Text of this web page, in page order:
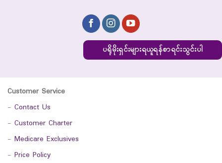
ပရိုမိုးရှင်းများရယူရန်စာရင်းသွင်းပါ
Customer Service
- Contact Us
- Customer Charter
- Medicare Exclusives
- Price Policy